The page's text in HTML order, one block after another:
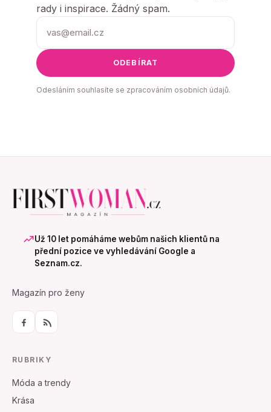
rady i inspirace. Žádný spam.
ODEBÍRAT
Odesláním souhlasíte se zpracováním osobních údajů.
Už 10 let pomáháme webům našich klientů na
přední pozice ve vyhledávání Google a
Seznam.cz.
Magazín pro ženy
RUBRIKY
Móda a trendy
Krása